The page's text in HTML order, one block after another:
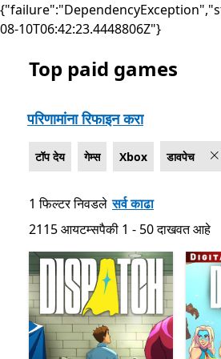
08-10T06:42:23.4448806Z"}
सूची Microsoft.com
Top paid games
परिणामांना रिफाइन करा
टॉप देय गेम्स Xbox डावपेच
1 फिल्टर निवडले सर्व काढा
2115 आयटम्सपैकी 1 - 50 दाखवत आहे
2115 आयटम्सपैकी 1 - 50 दाखवत आहे